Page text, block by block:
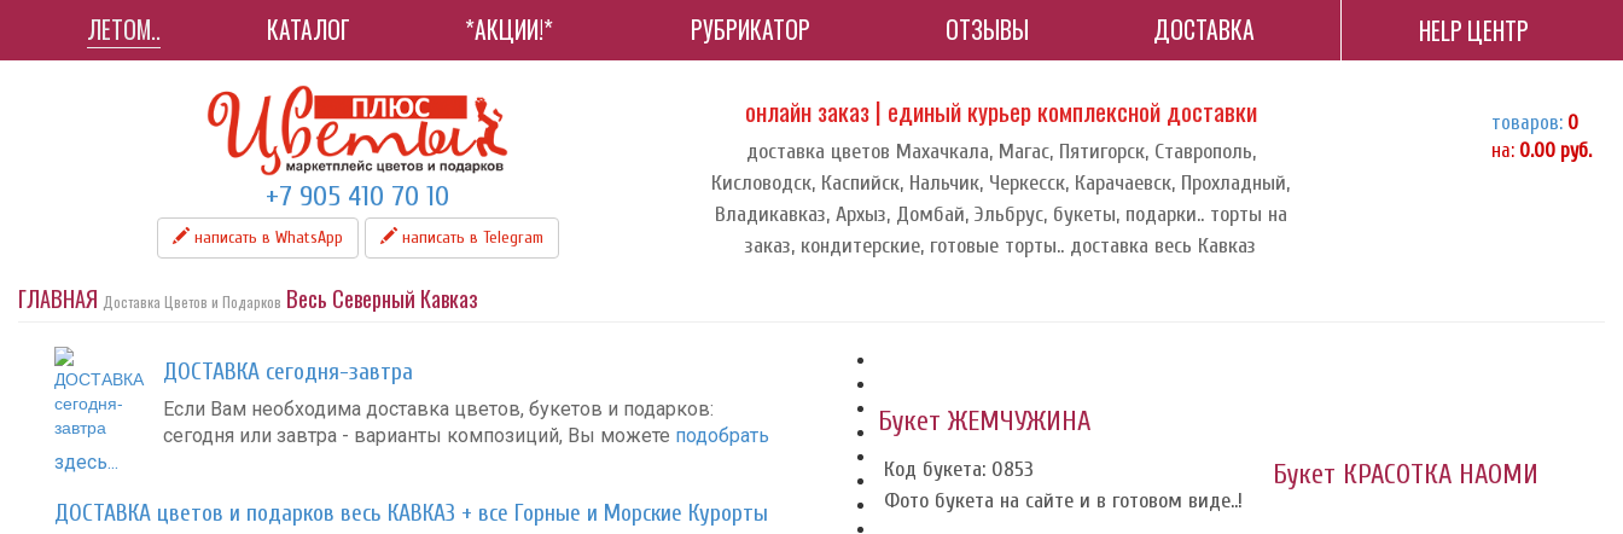
ЛЕТОМ.. КАТАЛОГ *АКЦИИ!* РУБРИКАТОР ОТЗЫВЫ ДОСТАВКА HELP ЦЕНТР
+7 905 410 70 10
написать в WhatsApp написать в Telegram
онлайн заказ | единый курьер комплексной доставки
доставка цветов Махачкала, Магас, Пятигорск, Ставрополь,
Кисловодск, Каспийск, Нальчик, Черкесск, Карачаевск, Прохладный,
Владикавказ, Архыз, Домбай, Эльбрус, букеты, подарки.. торты на
заказ, кондитерские, готовые торты.. доставка весь Кавказ
товаров: 0
на: 0.00 руб.
ГЛАВНАЯ Доставка Цветов и Подарков Весь Северный Кавказ
ДОСТАВКА сегодня-завтра
Если Вам необходима доставка цветов, букетов и подарков:
сегодня или завтра - варианты композиций, Вы можете подобрать
здесь...
ДОСТАВКА цветов и подарков весь КАВКАЗ + все Горные и Морские Курорты
Букет ЖЕМЧУЖИНА
Код букета: 0853
Фото букета на сайте и в готовом виде..!
Букет КРАСОТКА НАОМИ